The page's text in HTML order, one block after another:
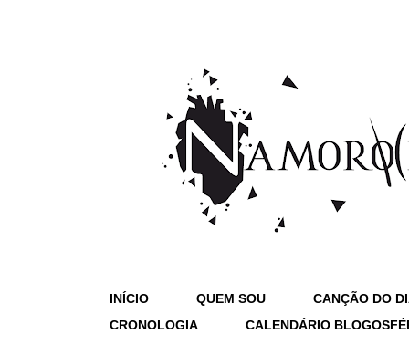
INÍCIO QUEM SOU
CANÇÃO DO
CRONOLOGIA
CALENDÁRIO